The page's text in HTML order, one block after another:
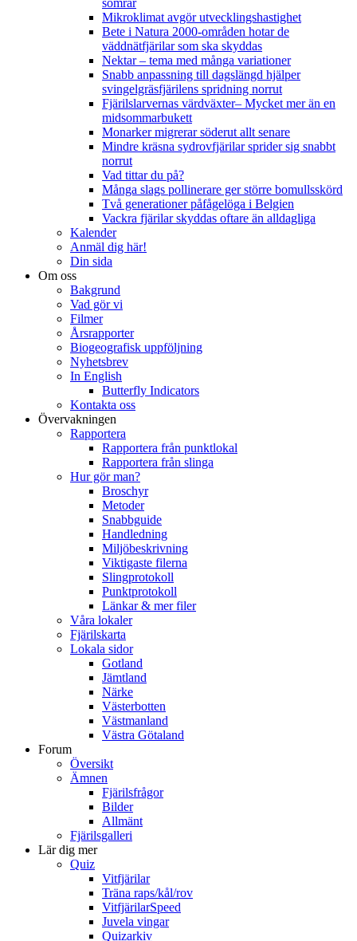
Mikroklimat avgör utvecklingshastighet
Bete i Natura 2000-områden hotar de
väddnätfjärilar som ska skyddas
Nektar – tema med många variationer
Snabb anpassning till dagslängd hjälper
svingelgräsfjärilens spridning norrut
Fjärilslarvernas värdväxter– Mycket mer än en
midsommarbukett
Monarker migrerar söderut allt senare
Mindre kräsna sydrovfjärilar sprider sig snabbt
norrut
Vad tittar du på?
Många slags pollinerare ger större bomullsskörd
Två generationer påfågelöga i Belgien
Vackra fjärilar skyddas oftare än alldagliga
Kalender
Anmäl dig här!
Din sida
Om oss
Bakgrund
Vad gör vi
Filmer
Årsrapporter
Biogeografisk uppföljning
Nyhetsbrev
In English
Butterfly Indicators
Kontakta oss
Övervakningen
Rapportera
Rapportera från punktlokal
Rapportera från slinga
Hur gör man?
Broschyr
Metoder
Snabbguide
Handledning
Miljöbeskrivning
Viktigaste filerna
Slingprotokoll
Punktprotokoll
Länkar & mer filer
Våra lokaler
Fjärilskarta
Lokala sidor
Gotland
Jämtland
Närke
Västerbotten
Västmanland
Västra Götaland
Forum
Översikt
Ämnen
Fjärilsfrågor
Bilder
Allmänt
Fjärilsgalleri
Lär dig mer
Quiz
Vitfjärilar
Träna raps/kål/rov
VitfjärilarSpeed
Juvela vingar
Quizarkiv